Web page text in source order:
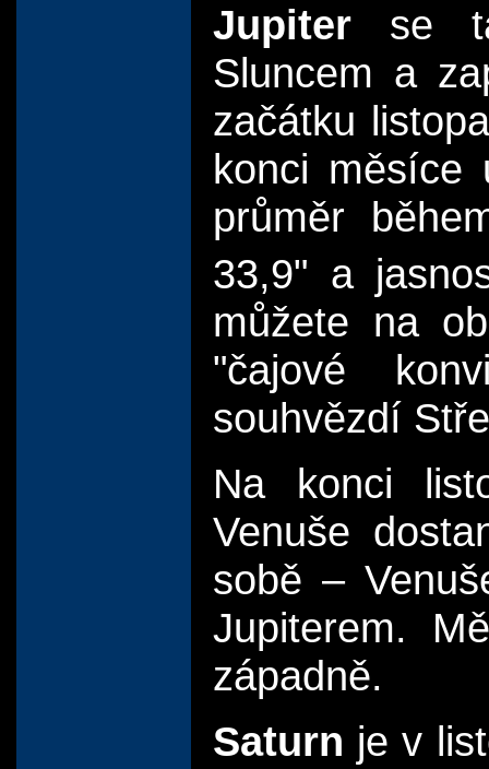
Jupiter se
Sluncem a
začátku
konci měsíce
průměr
33,9" a
můžete na
"čajové
souhvězdí
Na konci
Venuše
sobě –
Jupiterem.
západně.
Saturn je v